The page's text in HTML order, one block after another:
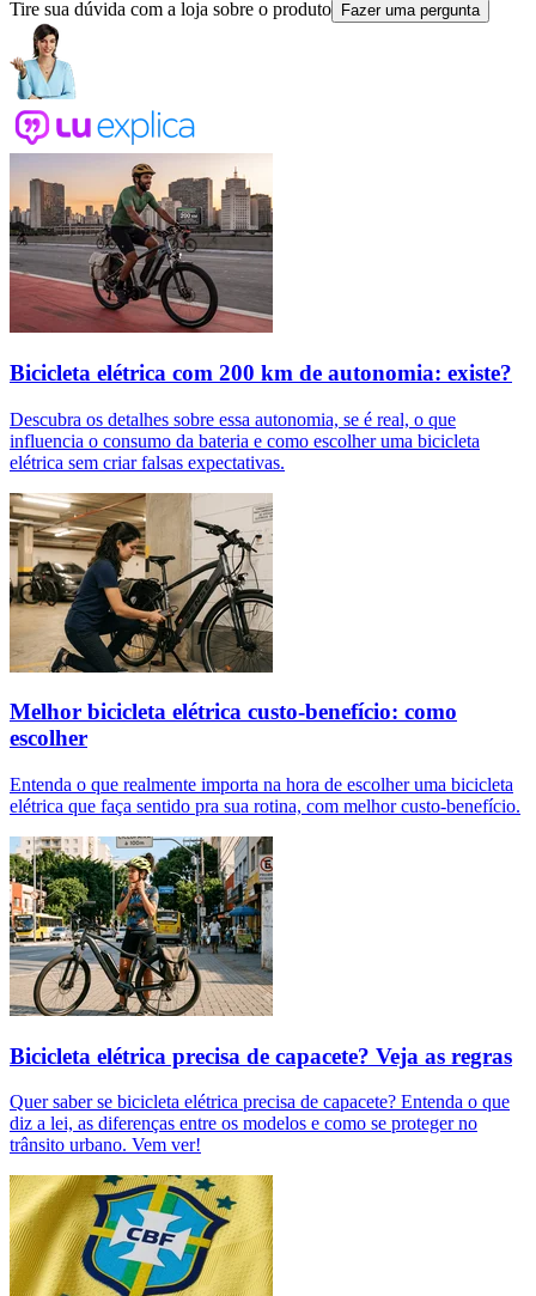
Tire sua dúvida com a loja sobre o produto Fazer uma pergunta
Bicicleta elétrica com 200 km de autonomia: existe?
Descubra os detalhes sobre essa autonomia, se é real, o que
influencia o consumo da bateria e como escolher uma bicicleta
elétrica sem criar falsas expectativas.
Melhor bicicleta elétrica custo-benefício: como
escolher
Entenda o que realmente importa na hora de escolher uma bicicleta
elétrica que faça sentido pra sua rotina, com melhor custo-benefício.
Bicicleta elétrica precisa de capacete? Veja as regras
Quer saber se bicicleta elétrica precisa de capacete? Entenda o que
diz a lei, as diferenças entre os modelos e como se proteger no
trânsito urbano. Vem ver!